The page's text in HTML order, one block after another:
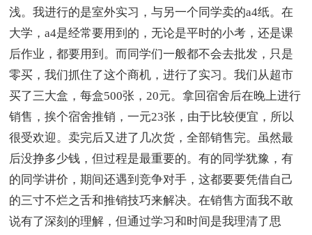
浅。我进行的是室外实习，与另一个同学卖的a4纸。在
大学，a4是经常要用到的，无论是平时的小考，还是课
后作业，都要用到。而同学们一般都不会去批发，只是
零买，我们抓住了这个商机，进行了实习。我们从超市
买了三大盒，每盒500张，20元。拿回宿舍后在晚上进行
销售，挨个宿舍推销，一元23张，由于比较便宜，所以
很受欢迎。卖完后又进了几次货，全部销售完。虽然最
后没挣多少钱，但过程是最重要的。有的同学犹豫，有
的同学讲价，期间还遇到竞争对手，这都要要凭借自己
的三寸不烂之舌和推销技巧来解决。在销售方面我不敢
说有了深刻的理解，但通过学习和时间是我理清了思